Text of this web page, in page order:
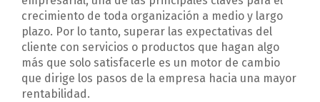
crecimiento de toda organización a medio y largo
plazo. Por lo tanto, superar las expectativas del
cliente con servicios o productos que hagan algo
más que solo satisfacerle es un motor de cambio
que dirige los pasos de la empresa hacia una mayor
rentabilidad.